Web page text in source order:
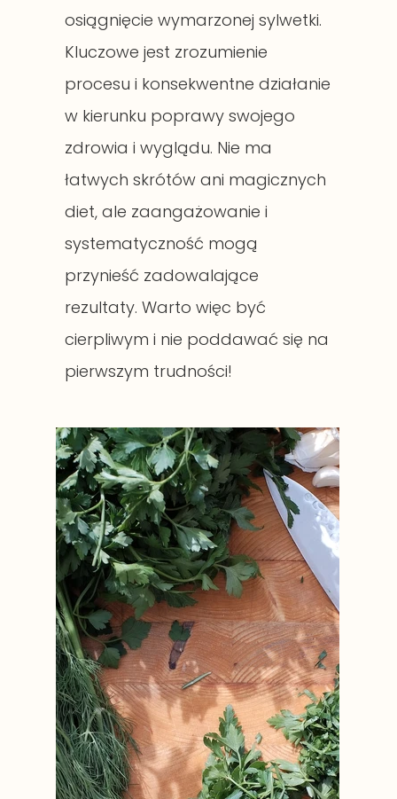
osiągnięcie wymarzonej sylwetki.
Kluczowe jest zrozumienie
procesu i konsekwentne działanie
w kierunku poprawy swojego
zdrowia i wyglądu. Nie ma
łatwych skrótów ani magicznych
diet, ale zaangażowanie i
systematyczność mogą
przynieść zadowalające
rezultaty. Warto więc być
cierpliwym i nie poddawać się na
pierwszym trudności!